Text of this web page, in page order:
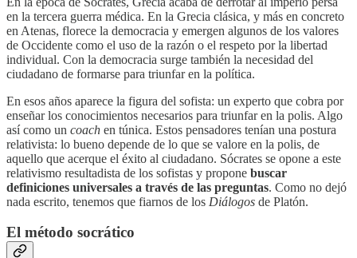
en la tercera guerra médica. En la Grecia clásica, y más en concreto
en Atenas, florece la democracia y emergen algunos de los valores
de Occidente como el uso de la razón o el respeto por la libertad
individual. Con la democracia surge también la necesidad del
ciudadano de formarse para triunfar en la política.
En esos años aparece la figura del sofista: un experto que cobra por
enseñar los conocimientos necesarios para triunfar en la polis. Algo
así como un coach en túnica. Estos pensadores tenían una postura
relativista: lo bueno depende de lo que se valore en la polis, de
aquello que acerque el éxito al ciudadano. Sócrates se opone a este
relativismo resultadista de los sofistas y propone buscar
definiciones universales a través de las preguntas. Como no dejó
nada escrito, tenemos que fiarnos de los Diálogos de Platón.
El método socrático